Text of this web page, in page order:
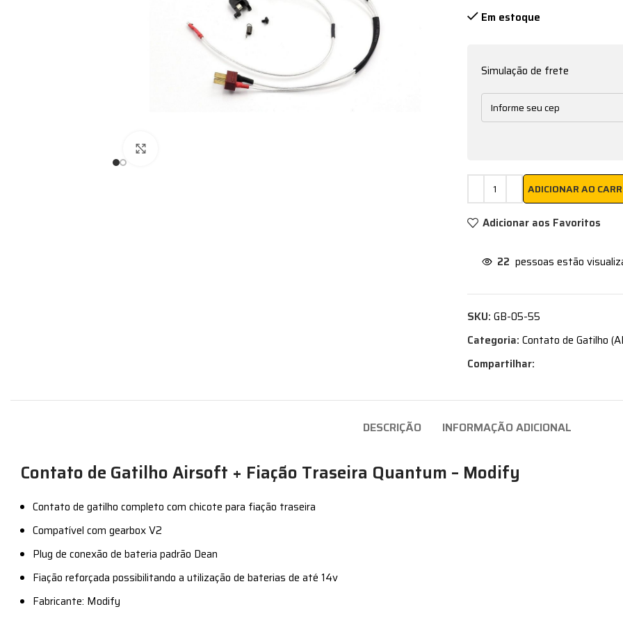
Em estoque
Simulação de frete
ADICIONAR AO
Adicionar aos Favoritos
22 pessoas estão
SKU: GB-05-55
Categoria: Contato de Gatilho
Compartilhar:
DESCRIÇÃO INFORMAÇÃO ADICIONAL
Contato de Gatilho Airsoft + Fiação Traseira Quantum – Modify
Contato de gatilho completo com chicote para fiação traseira
Compatível com gearbox V2
Plug de conexão de bateria padrão Dean
Fiação reforçada possibilitando a utilização de baterias de até 14v
Fabricante: Modify